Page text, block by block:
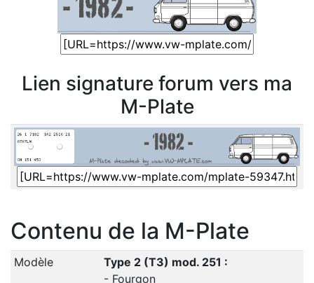
Lien signature forum vers ma
M-Plate
Contenu de la M-Plate
Modèle
Type 2 (T3) mod. 251 :
- Fourgon